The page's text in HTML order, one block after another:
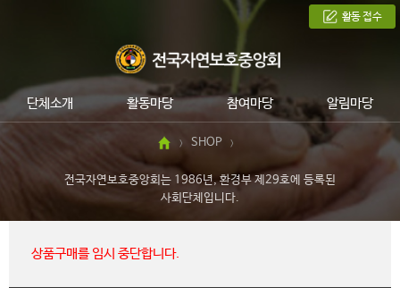
단체소개 활동마당 참여마당 알림마당
활동 접수
> SHOP >
전국자연보호중앙회는 1986년, 환경부 제29호에 등록된
사회단체입니다.
상품구매를 임시 중단합니다.